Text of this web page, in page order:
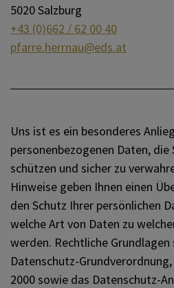
MITEINANDER
ICH MÖCHTE
INNEHALTEN
KONTAKT
5020 Salzburg
+43 (0)662 / 62 00 40
pfarre.herrnau@eds.at
Uns ist es ein besonderes
personenbezogenen Daten, die
schützen und sicher zu
Hinweise geben Ihnen einen
den Schutz Ihrer persönlichen
welche Art von Daten zu
werden. Rechtliche Grundlagen
Datenschutz-
2000 sowie das Datenschutz-